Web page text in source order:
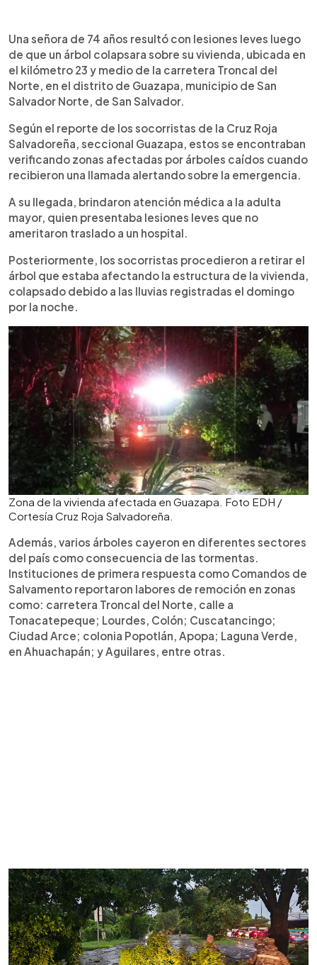
► Escuchar artículo
Una señora de 74 años resultó con lesiones leves luego
de que un árbol colapsara sobre su vivienda, ubicada en
el kilómetro 23 y medio de la carretera Troncal del
Norte, en el distrito de Guazapa, municipio de San
Salvador Norte, de San Salvador.
Según el reporte de los socorristas de la Cruz Roja
Salvadoreña, seccional Guazapa, estos se encontraban
verificando zonas afectadas por árboles caídos cuando
recibieron una llamada alertando sobre la emergencia.
A su llegada, brindaron atención médica a la adulta
mayor, quien presentaba lesiones leves que no
ameritaron traslado a un hospital.
Posteriormente, los socorristas procedieron a retirar el
árbol que estaba afectando la estructura de la vivienda,
colapsado debido a las lluvias registradas el domingo
por la noche.
Zona de la vivienda afectada en Guazapa. Foto EDH /
Cortesía Cruz Roja Salvadoreña.
Además, varios árboles cayeron en diferentes sectores
del país como consecuencia de las tormentas.
Instituciones de primera respuesta como Comandos de
Salvamento reportaron labores de remoción en zonas
como: carretera Troncal del Norte, calle a
Tonacatepeque; Lourdes, Colón; Cuscatancingo;
Ciudad Arce; colonia Popotlán, Apopa; Laguna Verde,
en Ahuachapán; y Aguilares, entre otras.